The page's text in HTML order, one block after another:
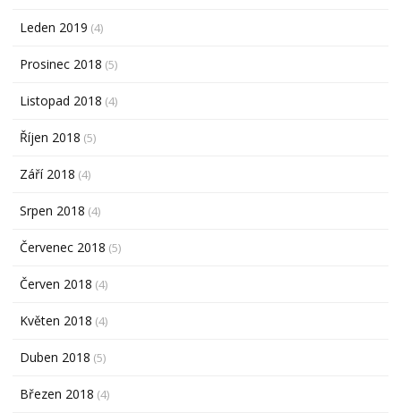
Leden 2019 (4)
Prosinec 2018 (5)
Listopad 2018 (4)
Říjen 2018 (5)
Září 2018 (4)
Srpen 2018 (4)
Červenec 2018 (5)
Červen 2018 (4)
Květen 2018 (4)
Duben 2018 (5)
Březen 2018 (4)